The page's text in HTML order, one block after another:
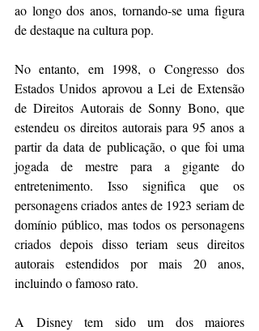
ao longo dos anos, tornando-se uma figura
de destaque na cultura pop.
No entanto, em 1998, o Congresso dos
Estados Unidos aprovou a Lei de Extensão
de Direitos Autorais de Sonny Bono, que
estendeu os direitos autorais para 95 anos a
partir da data de publicação, o que foi uma
jogada de mestre para a gigante do
entretenimento. Isso significa que os
personagens criados antes de 1923 seriam de
domínio público, mas todos os personagens
criados depois disso teriam seus direitos
autorais estendidos por mais 20 anos,
incluindo o famoso rato.
A Disney tem sido um dos maiores